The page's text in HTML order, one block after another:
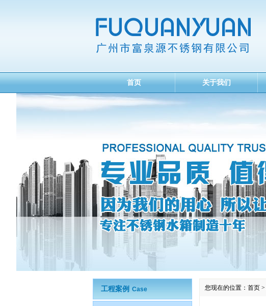
首页 关于我们
您现在的位置： 首页 >
工程案例 Case